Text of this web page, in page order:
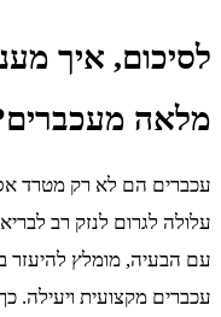
לסיכום, איך
מלאה
עכברים הם לא רק מטרד
עלולה לגרום לנזק רב
עם הבעיה, מומלץ להיעזר
עכברים מקצועית ויעילה.